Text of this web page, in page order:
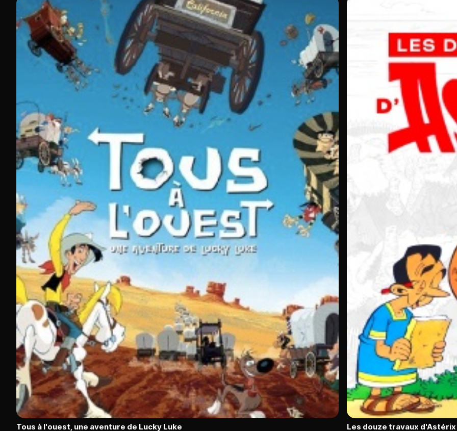
Tous à l'ouest, une aventure de Lucky Luke Les douze travaux d'Astérix